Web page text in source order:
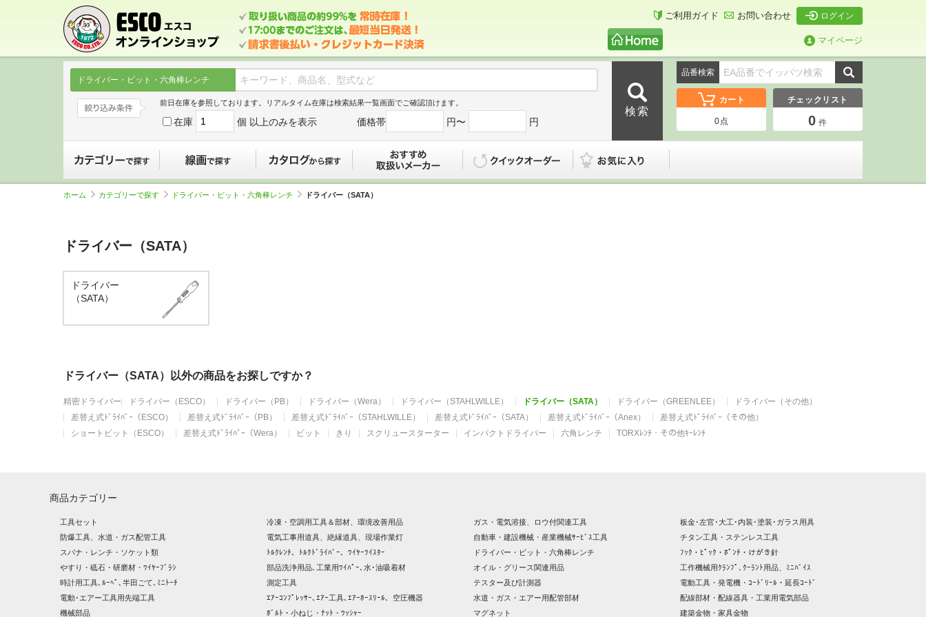
ご利用ガイド お問い合わせ ログイン
マイページ
ドライバー・ビット・六角棒レンチ
前日在庫を参照しております。リアルタイム在庫は検索結果一覧画面でご確認頂けます。
在庫 個 以上のみを表示 価格帯 円〜 円
品番検索
カート
0点
チェックリスト
0 件
ホーム カテゴリーで探す ドライバー・ビット・六角棒レンチ ドライバー（SATA）
ドライバー（SATA）
ドライバー
（SATA）
ドライバー（SATA）以外の商品をお探しですか？
精密ドライバー ドライバー（ESCO） ドライバー（PB） ドライバー（Wera） ドライバー（STAHLWILLE） ドライバー（SATA） ドライバー（GREENLEE）
ドライバー（その他）
差替え式ﾄﾞﾗｲﾊﾞｰ（ESCO）
差替え式ﾄﾞﾗｲﾊﾞｰ（PB） 差替え式ﾄﾞﾗｲﾊﾞｰ（STAHLWILLE） 差替え式ﾄﾞﾗｲﾊﾞｰ（SATA） 差替え式ﾄﾞﾗｲﾊﾞｰ（Anex）
差替え式ﾄﾞﾗｲﾊﾞｰ（その他）
ショートビット（ESCO）
差替え式ﾄﾞﾗｲﾊﾞｰ（Wera） ビット きり スクリュースターター インパクトドライバー 六角レンチ TORXﾚﾝﾁ・その他ｷｰﾚﾝﾁ
商品カテゴリー
工具セット 冷凍・空調用工具＆部材、環境改善用品 ガス・電気溶接、ロウ付関連工具
板金･左官･大工･内装･塗装･ガラス用具
防爆工具、水道・ガス配管工具
電気工事用道具、絶縁道具、現場作業灯 自動車・建設機械・産業機械ｻｰﾋﾞｽ工具
チタン工具・ステンレス工具
スパナ・レンチ・ソケット類
ﾄﾙｸﾚﾝﾁ、ﾄﾙｸﾄﾞﾗｲﾊﾞｰ、ﾜｲﾔｰﾂｲｽﾀｰ ドライバー・ビット・六角棒レンチ
ﾌｯｸ・ﾋﾟｯｸ・ﾎﾟﾝﾁ・けがき針
やすり・砥石・研磨材・ﾜｲﾔｰﾌﾞﾗｼ
部品洗浄用品､工業用ﾜｲﾊﾟｰ､水･油吸着材 オイル・グリース関連用品
工作機械用ｸﾗﾝﾌﾟ､ｸｰﾗﾝﾄ用品、ﾐﾆﾊﾞｲｽ
時計用工具､ﾙｰﾍﾟ､半田ごて､ﾐﾆﾄｰﾁ
測定工具 テスター及び計測器
電動工具・発電機・ｺｰﾄﾞﾘｰﾙ・延長ｺｰﾄﾞ
電動･エアー工具用先端工具
ｴｱｰｺﾝﾌﾟﾚｯｻｰ､ｴｱｰ工具､ｴｱｰﾎｰｽﾘｰﾙ、空圧機器 水道・ガス・エアー用配管部材
配線部材・配線器具・工業用電気部品
機械部品
ﾎﾞﾙﾄ・小ねじ・ﾅｯﾄ・ﾜｯｼｬｰ マグネット 建築金物・家具金物